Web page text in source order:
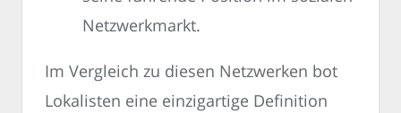
Netzwerkmarkt.
Im Vergleich zu diesen Netzwerken bot
Lokalisten eine einzigartige Definition